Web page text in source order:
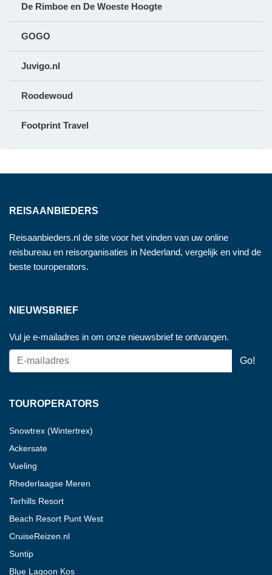
De Rimboe en De Woeste Hoogte
GOGO
Juvigo.nl
Roodewoud
Footprint Travel
REISAANBIEDERS
Reisaanbieders.nl de site voor het vinden van uw online
reisbureau en reisorganisaties in Nederland, vergelijk en vind de
beste touroperators.
NIEUWSBRIEF
Vul je e-mailadres in om onze nieuwsbrief te ontvangen.
TOUROPERATORS
Snowtrex (Wintertrex)
Ackersate
Vueling
Rhederlaagse Meren
Terhills Resort
Beach Resort Punt West
CruiseReizen.nl
Suntip
Blue Lagoon Kos